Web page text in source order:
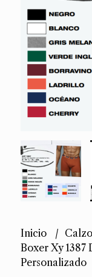
Inicio
Boxer Xy 1387
Personalizado